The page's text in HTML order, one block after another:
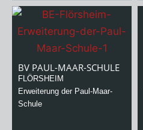
BV PAUL-MAAR-SCHULE
FLÖRSHEIM
Erweiterung der Paul-Maar-
Schule